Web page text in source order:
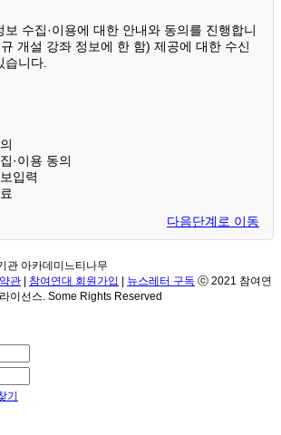
보 수집·이용에 대한 안내와 동의를 진행합니
개설 강좌 정보에 한 함) 제공에 대한 수신
습니다.
·이용 동의
입력
다음단계로 이동
관 아카데미느티나무
관 | 참여연대 회원가입 | 뉴스레터 구독 ⓒ 2021 참여연
이선스. Some Rights Reserved
기